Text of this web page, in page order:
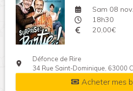
Sam 08
18h30
20,00€
Défonce de Rire
34 Rue Saint-Dominique, 63000
Acheter mes